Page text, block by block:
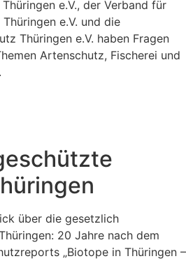
e.V., der Verband für
e.V. und die
Thüringen e.V. haben Fragen
Artenschutz, Fischerei und
über die gesetzlich
20 Jahre nach dem
„Biotope in Thüringen –